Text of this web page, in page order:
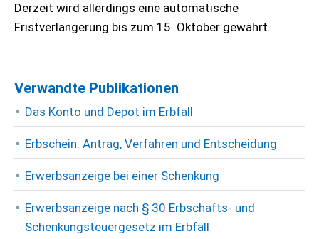
Derzeit wird allerdings eine automatische
Fristverlängerung bis zum 15. Oktober gewährt.
Verwandte Publikationen
Das Konto und Depot im Erbfall
Erbschein: Antrag, Verfahren und Entscheidung
Erwerbsanzeige bei einer Schenkung
Erwerbsanzeige nach § 30 Erbschafts- und
Schenkungsteuergesetz im Erbfall